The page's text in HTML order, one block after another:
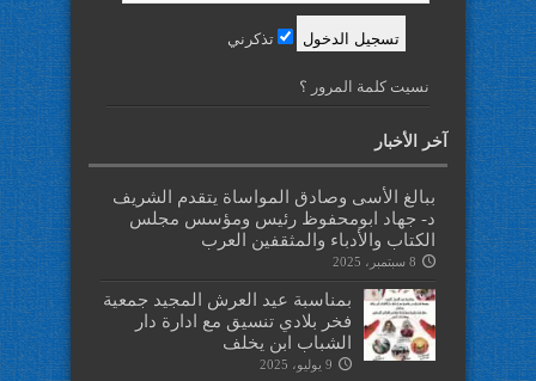
تذكرني
نسيت كلمة المرور ؟
آخر الأخبار
ببالغ الأسى وصادق المواساة يتقدم الشريف
د- جهاد ابومحفوظ رئيس ومؤسس مجلس
الكتاب والأدباء والمثقفين العرب
8 سبتمبر، 2025
بمناسبة عيد العرش المجيد جمعية
فخر بلادي تنسيق مع ادارة دار
الشباب ابن يخلف
9 يوليو، 2025